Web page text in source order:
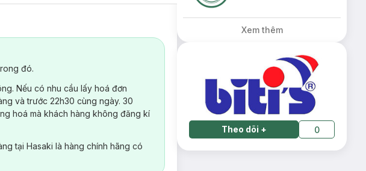
đó.
Nếu có nhu cầu lấy hoá đơn
và trước 22h30 cùng ngày. 30
hoá mà khách hàng không đăng kí
tại Hasaki là hàng chính hãng có
Xem thêm
Theo dõi + 0